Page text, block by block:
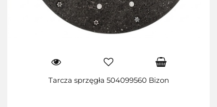
Tarcza sprzęgła 504099560 Bizon